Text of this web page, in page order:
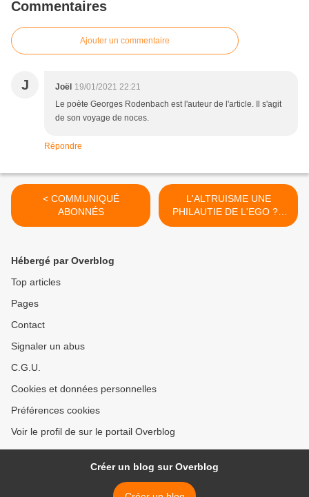
Commentaires
Ajouter un commentaire
J Joël 19/01/2021 22:21
Le poète Georges Rodenbach est l'auteur de l'article. Il s'agit
de son voyage de noces.
Répondre
< COMMUNIQUÉ
ABONNÉS
L'ALTRUISME UNE
PHILAUTIE DE L'EGO ? -
PART-I - RABELAIS >
Hébergé par Overblog
Top articles
Pages
Contact
Signaler un abus
C.G.U.
Cookies et données personnelles
Préférences cookies
Voir le profil de sur le portail Overblog
Créer un blog sur Overblog